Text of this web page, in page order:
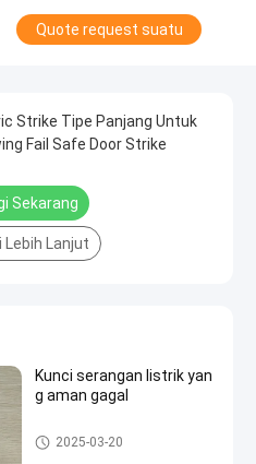
Quote request suatu
Strike Tipe Panjang Untuk
Fail Safe Door Strike
Sekarang
Lebih Lanjut
Kunci serangan listrik yan
g aman gagal
Strike listrik Lock
2025-03-20